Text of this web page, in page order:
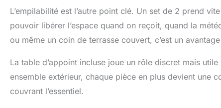
L’empilabilité est l’autre point clé. Un set de 2 prend
pouvoir libérer l’espace quand on reçoit, quand la
ou même un coin de terrasse couvert, c’est un
La table d’appoint incluse joue un rôle discret mais
ensemble extérieur, chaque pièce en plus devient une
couvrant l’essentiel.